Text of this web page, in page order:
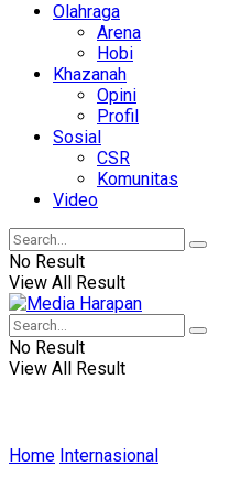
Olahraga
Arena
Hobi
Khazanah
Opini
Profil
Sosial
CSR
Komunitas
Video
No Result
View All Result
No Result
View All Result
Home Internasional